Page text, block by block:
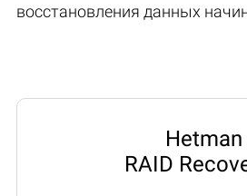
восстановления данных
Hetman
RAID